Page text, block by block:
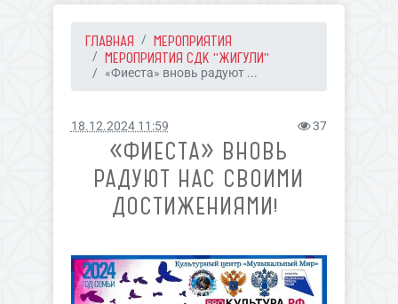
ГЛАВНАЯ
МЕРОПРИЯТИЯ
МЕРОПРИЯТИЯ СДК "ЖИГУЛИ"
«Фиеста» вновь радуют ...
18.12.2024 11:59 37
«ФИЕСТА» ВНОВЬ
РАДУЮТ НАС СВОИМИ
ДОСТИЖЕНИЯМИ!